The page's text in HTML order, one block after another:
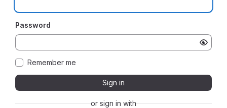
Password
Remember me
Sign in
or sign in with